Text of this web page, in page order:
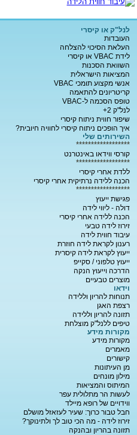
לנל"ק או קיסרי
העובדות
העלאת הסיכוי להצלחה
לידת VBAC או קיסרי
השוואת הסכנות
המציאות הישראלית
אנשי מקצוע תומכי VBAC
קריטריונים להתאמה
טופס הסכמה ל-VBAC
לנל"ק 2+
שיפור חווית ניתוח קיסרי
איך הופכים ניתוח קיסרי לחוויה חיובית?
השירותים שלי
******************
קורסי ווידאו באינטרנט
******************
ללדת אחרי קיסרי
הכנה ללידה נרתיקית אחרי קיסרי
******************
פגישת ייעוץ
דולה - ליווי לידה
הכנה ללידה אחרי קיסרי
זירוז לידה טבעי
עיבוד חווית לידה
רענון לקראת לידה חוזרת
ייעוץ לקראת לידה קיסרית
ייעוץ טלפוני / סקייפ
הדרכה וייעוץ הנקה
מוצרים טבעיים
וידאו
תנוחות להריון וללידה
רצפת האגן
תזונה להריון וללידה
טיפים ללנל"ק מוצלחת
מקורות מידע
מקורות מידע
מאמרים
קישורים
מן העיתונות
מילון מונחים
המיתוס והמציאות
לעשות הר מתלולית עפר
ווידויים של רופא מיילד
חבל טבור כרוך: שעיר לעזאזל מושלם
זירוז לידה - מה הכי טוב לך ולתינוקך?
תזונה בהריון ובהנקה